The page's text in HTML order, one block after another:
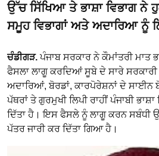
ਉੱਚ ਸਿੱਖਿਆ ਤੇ ਭਾਸ਼ਾ ਵਿਭਾਗ
ਸਮੂਹ ਵਿਭਾਗਾਂ ਅਤੇ ਅਦਾਰਿਆ ਨੂੰ
ਚੰਡੀਗੜ.ਪੰਜਾਬ ਸਰਕਾਰ ਨੇ ਕੌਮਾਂਤਰੀ ਮਾਤ
ਫੈਸਲਾ ਲਾਗੂ ਕਰਦਿਆਂ ਸੂਬੇ ਦੇ ਸਾਰੇ
ਅਦਾਰਿਆਂ, ਬੋਰਡਾਂ, ਕਾਰਪੋਰੇਸ਼ਨਾਂ ਦੇ ਸਾਈਨ
ਪੱਥਰਾਂ ਤੇ ਗੁਰਮੁਖੀ ਲਿਪੀ ਰਾਹੀਂ ਪੰਜਾਬੀ
ਦਿੱਤਾ ਹੈ। ਇਸ ਫੈਸਲੇ ਨੂੰ ਲਾਗੂ ਕਰਨ ਸਬੰਧੀ
ਪੱਤਰ ਜਾਰੀ ਕਰ ਦਿੱਤਾ ਗਿਆ ਹੈ।